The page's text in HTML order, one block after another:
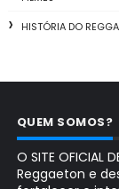
HISTÓRIA DO
QUEM SOMOS?
O SITE OFICIAL
Reggaeton e